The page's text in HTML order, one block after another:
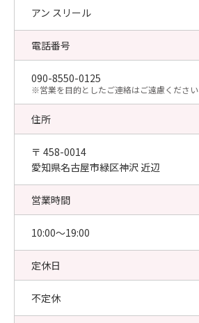
アン スリール
電話番号
090-8550-0125
​※営業を目的としたご連絡はご遠慮ください
住所
〒 458-0014
愛知県名古屋市緑区神沢 近辺
営業時間
10:00〜19:00
定休日
不定休